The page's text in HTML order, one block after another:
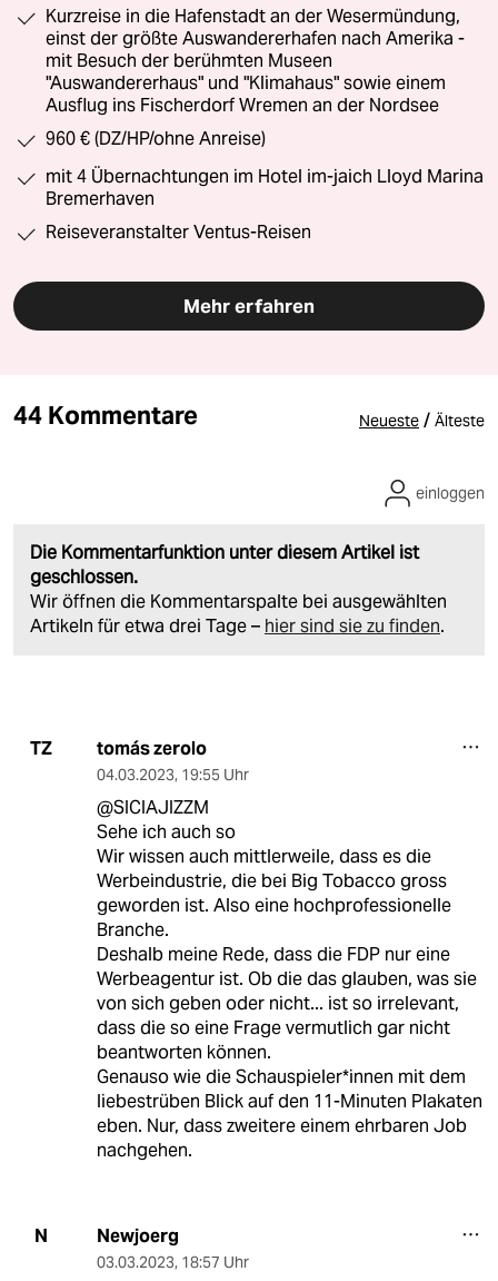
Kurzreise in die Hafenstadt an der Wesermündung,
einst der größte Auswandererhafen nach Amerika -
mit Besuch der berühmten Museen
"Auswandererhaus" und "Klimahaus" sowie einem
Ausflug ins Fischerdorf Wremen an der Nordsee
960 € (DZ/HP/ohne Anreise)
mit 4 Übernachtungen im Hotel im-jaich Lloyd Marina
Bremerhaven
Reiseveranstalter Ventus-Reisen
Mehr erfahren
44 Kommentare Neueste / Älteste
Die Kommentarfunktion unter diesem Artikel ist
geschlossen.
Wir öffnen die Kommentarspalte bei ausgewählten
Artikeln für etwa drei Tage – hier sind sie zu finden.
einloggen
TZ tomás zerolo
04.03.2023, 19:55 Uhr
@SICIAJIZZM
Sehe ich auch so
Wir wissen auch mittlerweile, dass es die
Werbeindustrie, die bei Big Tobacco gross
geworden ist. Also eine hochprofessionelle
Branche.
Deshalb meine Rede, dass die FDP nur eine
Werbeagentur ist. Ob die das glauben, was sie
von sich geben oder nicht... ist so irrelevant,
dass die so eine Frage vermutlich gar nicht
beantworten können.
Genauso wie die Schauspieler*innen mit dem
liebestrüben Blick auf den 11-Minuten Plakaten
eben. Nur, dass zweitere einem ehrbaren Job
nachgehen.
N Newjoerg
03.03.2023, 18:57 Uhr